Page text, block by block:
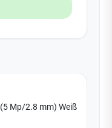
Mp/2.8 mm) Weiß